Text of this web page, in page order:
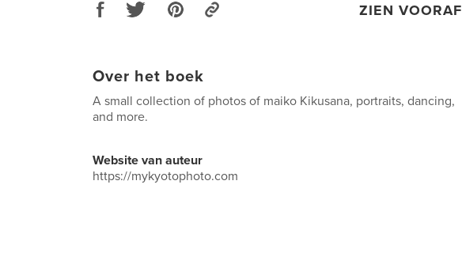
ZIEN VOORAF
Over het boek
A small collection of photos of maiko Kikusana, portraits, dancing,
and more.
Website van auteur
https://mykyotophoto.com